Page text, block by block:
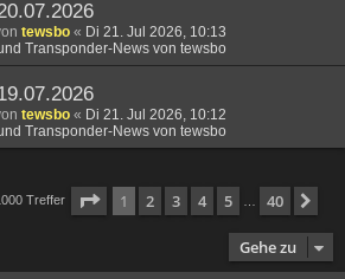
tewsbo « Di 21. Jul 2026, 10:13
Transponder-News von tewsbo
tewsbo « Di 21. Jul 2026, 10:12
Transponder-News von tewsbo
Treffer Seite 1von 40
1 2 3 4 5 40
Gehe zu